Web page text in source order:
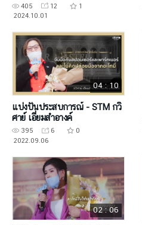
405 12
1
2024.10.01
04 : 10
แบ่งปันประสบการณ์ - STM กวิ
ศาย์ เอี่ยมสำอางค์
395 6
0
2022.09.06
02 : 06